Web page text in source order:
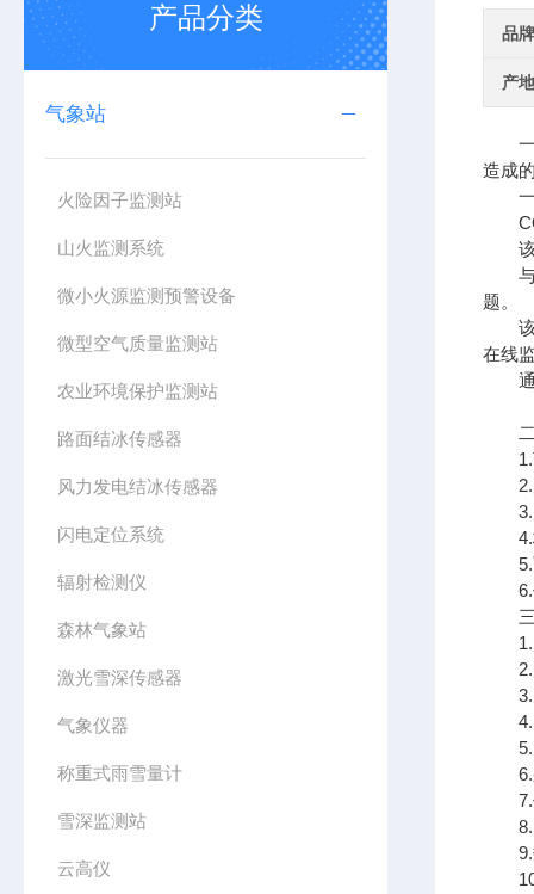
产品分类
气象站
火险因子监测站
山火监测系统
微小火源监测预警设备
微型空气质量监测站
农业环境保护监测站
路面结冰传感器
风力发电结冰传感器
闪电定位系统
辐射检测仪
森林气象站
激光雪深传感器
气象仪器
称重式雨雪量计
雪深监测站
云高仪
品牌
产
造成
一
该设
与传
题。
该设
在线
通
二
1.顶
2.原
3.风
4.标
5.两
6.传
三
1.风
2.风
3.空
4.空
5.大
6.采
7.传
8.太
9.数
10.